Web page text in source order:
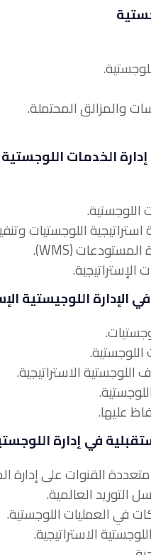
إدارة الخدمات اللوجستية
اللوجيستية
في إدارة